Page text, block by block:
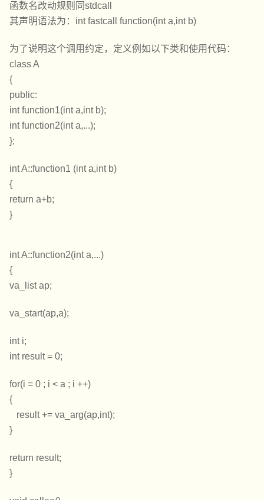
函数名改动规则同stdcall
其声明语法为：int fastcall function(int a,int b)
为了说明这个调用约定，定义例如以下类和使用代码：
class A
{
public:
int function1(int a,int b);
int function2(int a,...);
};
int A::function1 (int a,int b)
{
return a+b;
}
int A::function2(int a,...)
{
va_list ap;
va_start(ap,a);
int i;
int result = 0;
for(i = 0 ; i < a ; i ++)
{
result += va_arg(ap,int);
}
return result;
}